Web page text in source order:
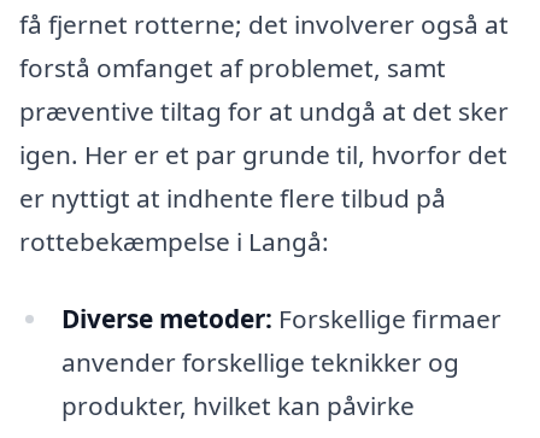
få fjernet rotterne; det involverer også at
forstå omfanget af problemet, samt
præventive tiltag for at undgå at det sker
igen. Her er et par grunde til, hvorfor det
er nyttigt at indhente flere tilbud på
rottebekæmpelse i Langå:
Diverse metoder: Forskellige firmaer
anvender forskellige teknikker og
produkter, hvilket kan påvirke